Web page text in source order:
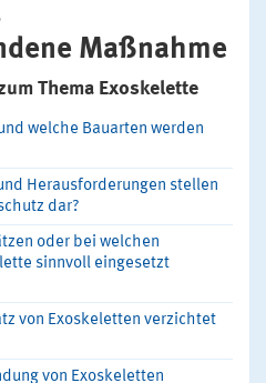
Maßnahme
Thema Exoskelette
welche Bauarten werden
Herausforderungen stellen
dar?
oder bei welchen
sinnvoll eingesetzt
von Exoskeletten verzichtet
von Exoskeletten